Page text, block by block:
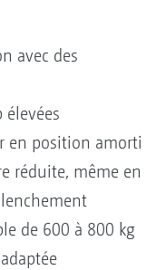
avec des
élevées
en position amorti
réduite, même en
de 600 à 800 kg